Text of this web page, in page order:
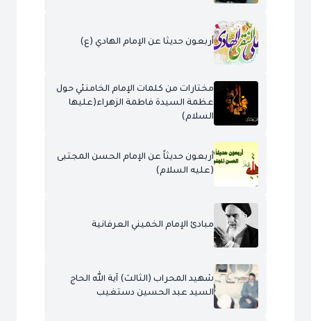
أربعون حديثا عن الإمام الهادي (ع)
مختارات من كلمات الإمام الخامنئي حول
عظمة السيدة فاطمة الزهراء(عليها
السلام)
أربعون حديثاً عن الإمام الحسن المجتبى
(عليه السلام)
مبادئ الإمام الخميني العرفانية
شهيد المحراب (الثالث) آية الله الحاج
السيد عبد الحسين دستغيب